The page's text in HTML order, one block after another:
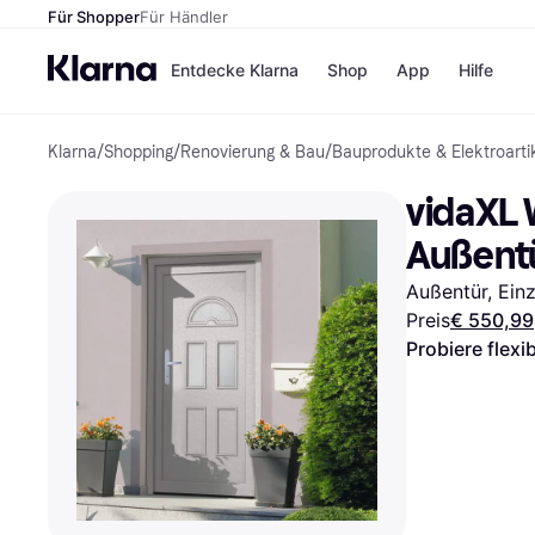
Für ShopperFür Händler
Entdecke Klarna
Zahlungsmethoden
Sofort bezahlen
Bezahle in 3
Teilzahlungen
Bezahle in bis zu 30
Tagen
Ratenzahlung
Shop
Shops
H&M
Temu
App Hilfe
Klarna/Shopping/Renovierung & Bau/Bauprodukte &
vidaXL
Außentür,
Preis€ 550,99
Probiere